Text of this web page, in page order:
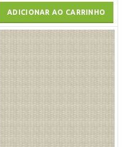
ADICIONAR AO CARRINHO